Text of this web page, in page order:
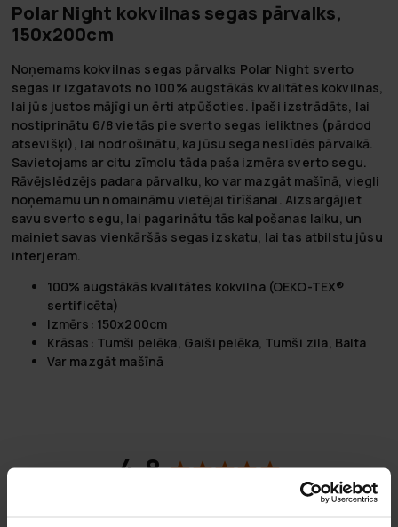
Polar Night kokvilnas segas pārvalks,
150x200cm
Noņemams kokvilnas segas pārvalks Polar Night sverto
segas ir izgatavots no 100% augstākās kvalitātes kokvilnas,
lai jūs justos mājīgi un ērti atpūšoties. Īpaši izstrādāts, lai
nostiprinātu 6/8 vietās pie sverto segas ieliktnes (pārdod
atsevišķi), lai nodrošinātu, ka jūsu sega neslīdēs pārvalkā.
Savietojams ar citu zīmolu tāda paša izmēra sverto segu.
Rāvējslēdzējs padara pārvalku, ko var mazgāt mašīnā, viegli
noņemamu un nomaināmu vietējai tīrīšanai. Aizsargājiet
savu sverto segu, lai pagarinātu tās kalpošanas laiku, un
mainiet savas vienkāršās segas izskatu, lai tas atbilstu jūsu
interjeram.
100% augstākās kvalitātes kokvilna (OEKO-TEX®
sertificēta)
Izmērs: 150x200cm
Krāsas: Tumši pelēka, Gaiši pelēka, Tumši zila, Balta
Var mazgāt mašīnā
4,8